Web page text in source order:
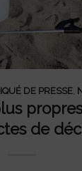
DE PRESSE
de